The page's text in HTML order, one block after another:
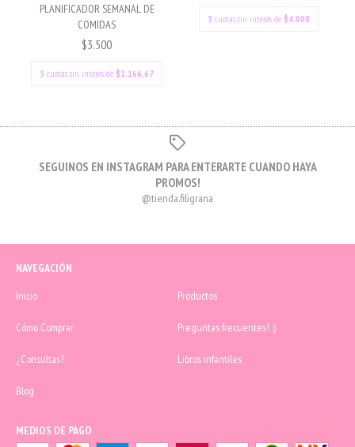
PLANIFICADOR SEMANAL DE
COMIDAS
$3.500
3 cuotas sin interés de $1.166,67
3 cuotas sin interés de $4.000
SEGUINOS EN INSTAGRAM PARA ENTERARTE CUANDO HAYA
PROMOS!
@tienda.filigrana
NAVEGACIÓN
Inicio
Productos
Cómo Comprar Preguntas frecuentes! :)
¿Consultas? Libros infantiles
Blog
MEDIOS DE PAGO